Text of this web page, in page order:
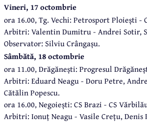
Vineri, 17 octombrie
ora 16.00, Tg. Vechi: Petrosport Ploiești -
Arbitri: Valentin Dumitru - Andrei Sotir,
Observator: Silviu Crângașu.
Sâmbătă, 18 octombrie
ora 11.00, Drăgănești: Progresul
Arbitri: Eduard Neagu - Doru Petre,
Cătălin Popescu.
ora 16.00, Negoiești: CS Brazi - CS
Arbitri: Ionuț Neagu - Vasile Crețu, Denis